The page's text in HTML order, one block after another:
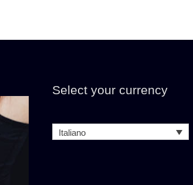
Select your currency
Italiano